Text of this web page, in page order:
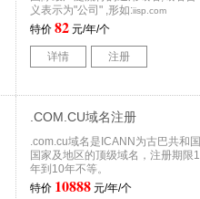
义表示为"公司" ,形如:iisp.com
特价 82 元/年/个
详情 注册
.COM.CU域名注册
.com.cu域名是ICANN为古巴共和国
国家及地区的顶级域名，注册期限1
年到10年不等。
特价 10888 元/年/个